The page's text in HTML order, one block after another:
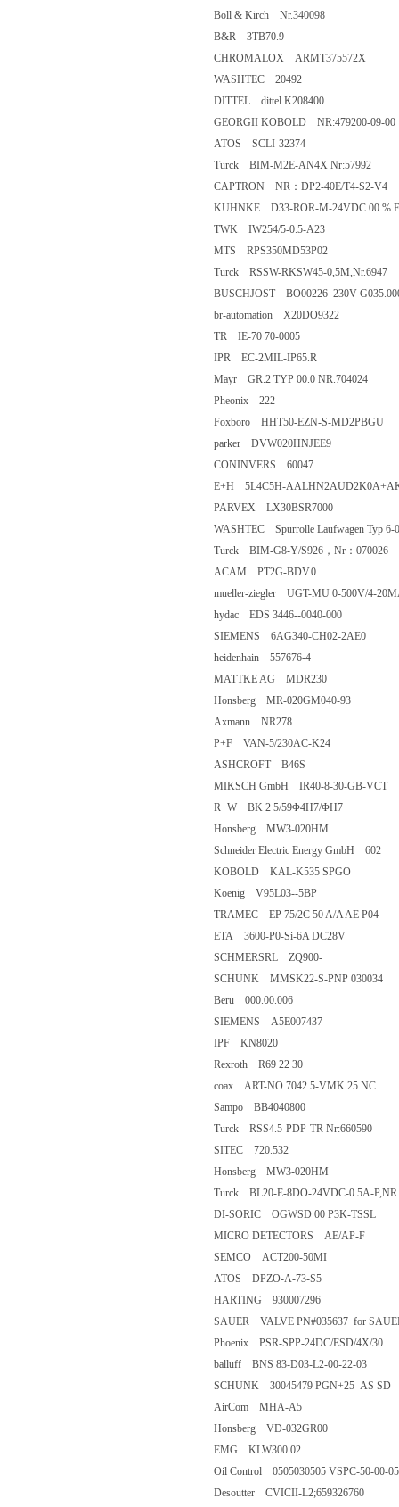
Boll & Kirch Nr.340098
B&R 3TB70.9
CHROMALOX ARMT375572X
WASHTEC 20492
DITTEL dittel K208400
GEORGII KOBOLD NR:479200-09-00
ATOS SCLI-32374
Turck BIM-M2E-AN4X Nr:57992
CAPTRON NR：DP2-40E/T4-S2-V4
KUHNKE D33-ROR-M-24VDC 00 %
TWK IW254/5-0.5-A23
MTS RPS350MD53P02
Turck RSSW-RKSW45-0,5M,Nr.6947
BUSCHJOST BO00226 230V
br-automation X20DO9322
TR IE-70 70-0005
IPR EC-2MIL-IP65.R
Mayr GR.2 TYP 00.0 NR.704024
Pheonix 222
Foxboro HHT50-EZN-S-MD2PBGU
parker DVW020HNJEE9
CONINVERS 60047
E+H 5L4C5H-
PARVEX LX30BSR7000
WASHTEC Spurrolle Laufwagen Typ 6-
Turck BIM-G8-Y/S926，Nr：070026
ACAM PT2G-BDV.0
mueller-ziegler UGT-MU 0-500V/4-
hydac EDS 3446--0040-000
SIEMENS 6AG340-CH02-2AE0
heidenhain 557676-4
MATTKE AG MDR230
Honsberg MR-020GM040-93
Axmann NR278
P+F VAN-5/230AC-K24
ASHCROFT B46S
MIKSCH GmbH IR40-8-30-GB-VCT
R+W BK 2 5/59Φ4H7/ΦH7
Honsberg MW3-020HM
Schneider Electric Energy GmbH 602
KOBOLD KAL-K535 SPGO
Koenig V95L03--5BP
TRAMEC EP 75/2C 50 A/A AE P04
ETA 3600-P0-Si-6A DC28V
SCHMERSRL ZQ900-
SCHUNK MMSK22-S-PNP 030034
Beru 000.00.006
SIEMENS A5E007437
IPF KN8020
Rexroth R69 22 30
coax ART-NO 7042 5-VMK 25 NC
Sampo BB4040800
Turck RSS4.5-PDP-TR Nr:660590
SITEC 720.532
Honsberg MW3-020HM
Turck BL20-E-8DO-24VDC-0.5A-
DI-SORIC OGWSD 00 P3K-TSSL
MICRO DETECTORS AE/AP-F
SEMCO ACT200-50MI
ATOS DPZO-A-73-S5
HARTING 930007296
SAUER VALVE PN#035637 for
Phoenix PSR-SPP-24DC/ESD/4X/30
balluff BNS 83-D03-L2-00-22-03
SCHUNK 30045479 PGN+25- AS SD
AirCom MHA-A5
Honsberg VD-032GR00
EMG KLW300.02
Oil Control 0505030505 VSPC-50-00-05
Desoutter CVICII-L2;659326760